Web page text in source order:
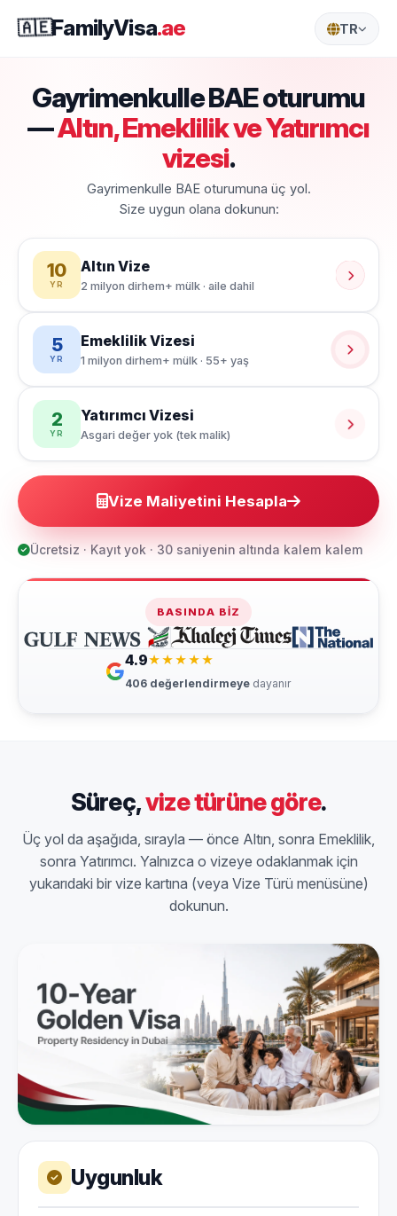
🇦🇪FamilyVisa.ae TR
Gayrimenkulle BAE oturumu
—Altın, Emeklilik ve Yatırımcı
vizesi.
Gayrimenkulle BAE oturumuna üç yol.
Size uygun olana dokunun:
10
YR
Altın Vize
2 milyon dirhem+ mülk · aile dahil
5
YR
Emeklilik Vizesi
1 milyon dirhem+ mülk · 55+ yaş
2
YR
Yatırımcı Vizesi
Asgari değer yok (tek malik)
Vize Maliyetini Hesapla
Ücretsiz · Kayıt yok · 30 saniyenin altında kalem kalem
BASINDA BIZ
4.9★★★★★
406 değerlendirmeye dayanır
Süreç,vize türüne göre.
Üç yol da aşağıda, sırayla — önce Altın, sonra Emeklilik,
sonra Yatırımcı. Yalnızca o vizeye odaklanmak için
yukarıdaki bir vize kartına (veya Vize Türü menüsüne)
dokunun.
Uygunluk